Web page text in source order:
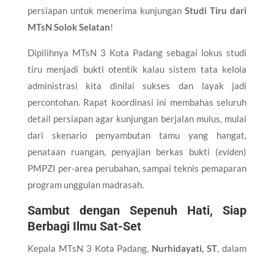
persiapan untuk menerima kunjunganStudi Tiru dari
MTsN Solok Selatan!
Dipilihnya MTsN 3 Kota Padang sebagai lokus studi
tiru menjadi bukti otentik kalau sistem tata kelola
administrasi kita dinilai sukses dan layak jadi
percontohan. Rapat koordinasi ini membahas seluruh
detail persiapan agar kunjungan berjalan mulus, mulai
dari skenario penyambutan tamu yang hangat,
penataan ruangan, penyajian berkas bukti (eviden)
PMPZI per-area perubahan, sampai teknis pemaparan
program unggulan madrasah.
Sambut dengan Sepenuh Hati, Siap
Berbagi Ilmu Sat-Set
Kepala MTsN 3 Kota Padang, Nurhidayati, ST, dalam